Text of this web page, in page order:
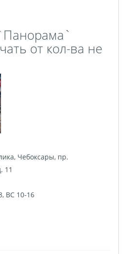
от кол-ва не
, Чебоксары, пр.
11
ВС 10-16